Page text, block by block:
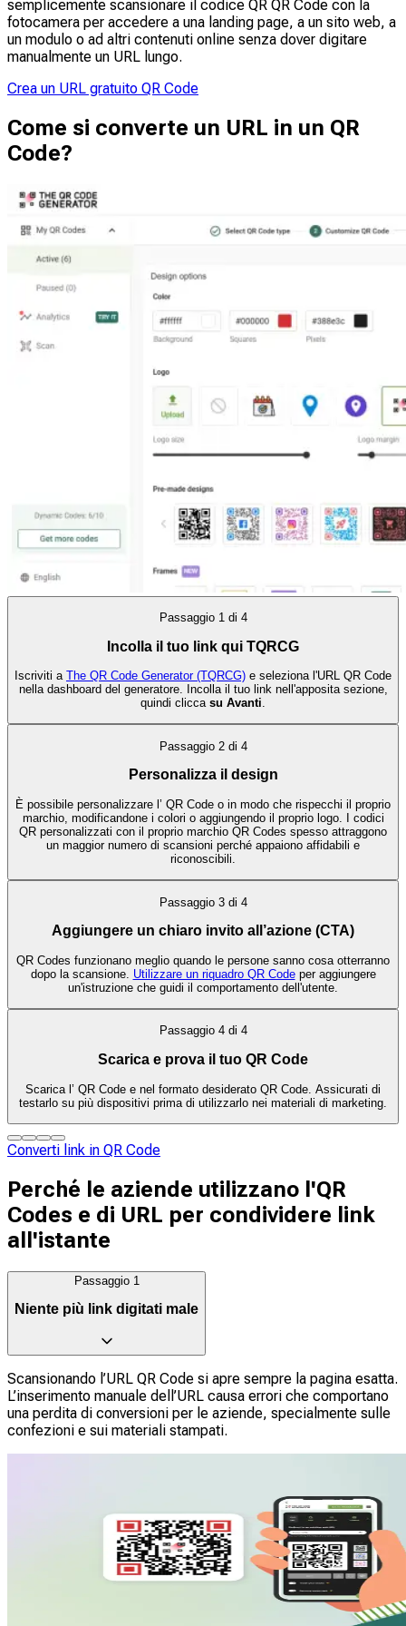
semplicemente scansionare il codice QR QR Code con la
fotocamera per accedere a una landing page, a un sito web, a
un modulo o ad altri contenuti online senza dover digitare
manualmente un URL lungo.
Crea un URL gratuito QR Code
Come si converte un URL in un QR
Code?
Passaggio 1 di 4
Incolla il tuo link qui TQRCG
Iscriviti a The QR Code Generator (TQRCG) e seleziona l'URL QR Code
nella dashboard del generatore. Incolla il tuo link nell'apposita sezione,
quindi clicca su Avanti.
Passaggio 2 di 4
Personalizza il design
È possibile personalizzare l’ QR Code o in modo che rispecchi il proprio
marchio, modificandone i colori o aggiungendo il proprio logo. I codici
QR personalizzati con il proprio marchio QR Codes spesso attraggono
un maggior numero di scansioni perché appaiono affidabili e
riconoscibili.
Passaggio 3 di 4
Aggiungere un chiaro invito all’azione (CTA)
QR Codes funzionano meglio quando le persone sanno cosa otterranno
dopo la scansione. Utilizzare un riquadro QR Codeper aggiungere
un'istruzione che guidi il comportamento dell'utente.
Passaggio 4 di 4
Scarica e prova il tuo QR Code
Scarica l’ QR Code e nel formato desiderato QR Code. Assicurati di
testarlo su più dispositivi prima di utilizzarlo nei materiali di marketing.
Converti link in QR Code
Perché le aziende utilizzano l'QR
Codes e di URL per condividere link
all'istante
Passaggio 1
Niente più link digitati male
Scansionando l’URL QR Code si apre sempre la pagina esatta.
L’inserimento manuale dell’URL causa errori che comportano
una perdita di conversioni per le aziende, specialmente sulle
confezioni e sui materiali stampati.